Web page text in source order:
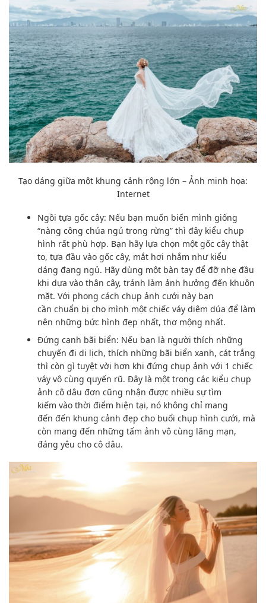
Tạo dáng giữa một khung cảnh rộng lớn – Ảnh minh họa:
Internet
Ngồi tựa gốc cây: Nếu bạn muốn biến mình giống
“nàng công chúa ngủ trong rừng” thì đây kiểuchụp
hình rất phù hợp. Bạn hãy lựa chọn một gốc cây thật
to, tựa đầu vào gốc cây, mắt hơi nhắm như kiểu
dáng đang ngủ. Hãydùng một bàn tay để đỡ nhẹ đầu
khidựa vào thân cây, tránh làmảnh hưởng đến khuôn
mặt. Với phong cách chụp ảnh cưới này bạn
cần chuẩn bị cho mình một chiếc váy diêm dúađể làm
nên những bức hình đẹp nhất,thơ mộng nhất.
Đứng cạnh bãi biển: Nếu bạn là người thích những
chuyến đi di lịch, thích những bãi biển xanh, cát trắng
thì còn gì tuyệt vời hơn khi đứngchụp ảnh với 1 chiếc
váy vô cùng quyến rũ.Đây là một trongcác kiểu chụp
ảnh cô dâu đơn cũng nhận được nhiều sựtìm
kiếm vào thời điểm hiện tại, nó không chỉ mang
đến đến khung cảnh đẹp cho buổichụp hình cưới, mà
còn mang đến những tấm ảnh vô cùng lãng mạn,
đáng yêu cho cô dâu.